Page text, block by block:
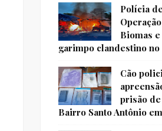
Polícia
Biomas
garimpo clandestino
Cão
prisão
Bairro Santo Antônio